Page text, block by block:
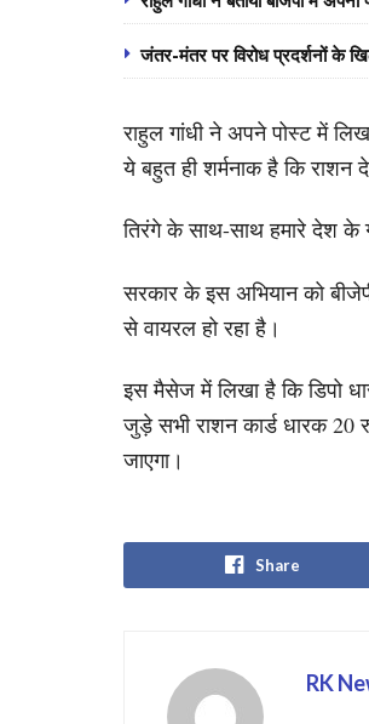
जंतर-मंतर पर विरोध प्रदर्शनों के
राहुल गांधी ने अपने पोस्ट में
ये बहुत ही शर्मनाक है कि
तिरंगे के साथ-साथ हमारे देश के
सरकार के इस अभियान को
से वायरल हो रहा है।
इस मैसेज में लिखा है कि डिपो
जुड़े सभी राशन कार्ड धारक 20
जाएगा।
Share
RK